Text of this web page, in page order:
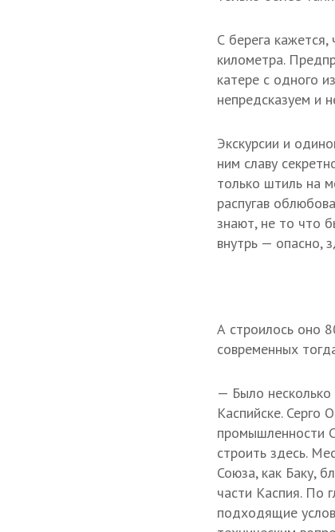
С берега
километра.
катере с одного
непредсказуем и
Экскурсии и
ним славу
только штиль на
распугав
знают, не то что
внутрь — опасно,
А строилось оно
современных
— Было несколько
Каспийске. Серго
промышленности
строить здесь.
Союза, как Баку,
части Каспия. По
подходящие